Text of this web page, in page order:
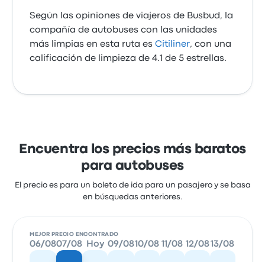
Según las opiniones de viajeros de Busbud, la
compañía de autobuses con las unidades
más limpias en esta ruta esCitiliner, con una
calificación de limpieza de 4.1 de 5 estrellas.
Encuentra los precios más baratos
para autobuses
El precio es para un boleto de ida para un pasajero y se basa
en búsquedas anteriores.
MEJOR PRECIO ENCONTRADO
06/0807/08 Hoy 09/0810/08 11/08 12/0813/08